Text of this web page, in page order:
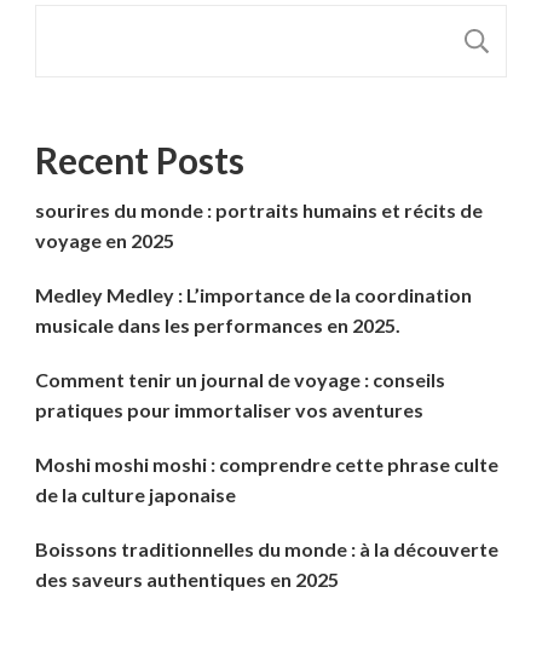
Recent Posts
sourires du monde : portraits humains et récits de
voyage en 2025
Medley Medley : L’importance de la coordination
musicale dans les performances en 2025.
Comment tenir un journal de voyage : conseils
pratiques pour immortaliser vos aventures
Moshi moshi moshi : comprendre cette phrase culte
de la culture japonaise
Boissons traditionnelles du monde : à la découverte
des saveurs authentiques en 2025